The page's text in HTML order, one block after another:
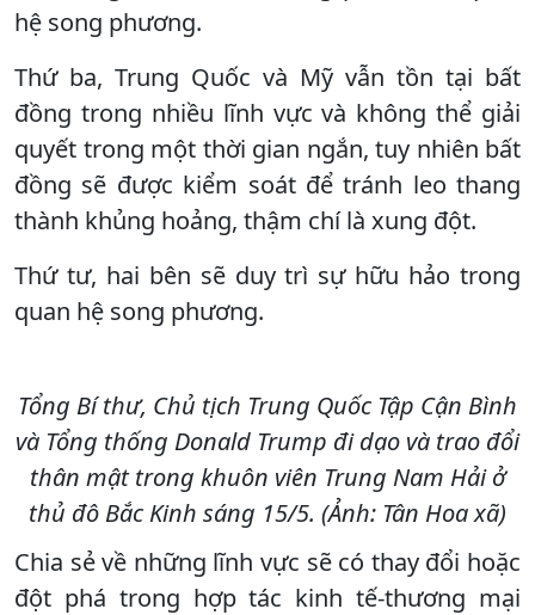
hệ song phương.
Thứ ba, Trung Quốc và Mỹ vẫn tồn tại bất
đồng trong nhiều lĩnh vực và không thể giải
quyết trong một thời gian ngắn, tuy nhiên bất
đồng sẽ được kiểm soát để tránh leo thang
thành khủng hoảng, thậm chí là xung đột.
Thứ tư, hai bên sẽ duy trì sự hữu hảo trong
quan hệ song phương.
Tổng Bí thư, Chủ tịch Trung Quốc Tập Cận Bình
và Tổng thống Donald Trump đi dạo và trao đổi
thân mật trong khuôn viên Trung Nam Hải ở
thủ đô Bắc Kinh sáng 15/5. (Ảnh: Tân Hoa xã)
Chia sẻ về những lĩnh vực sẽ có thay đổi hoặc
đột phá trong hợp tác kinh tế-thương mại